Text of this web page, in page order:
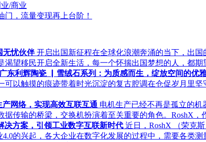
/商业
无忧伙伴 开启出国新征程在全球化浪潮奔涌的当下，出
渴望移民开启全新生活，每一个怀揣出国梦想的人，都
东利辉陶瓷 ▏雪绒石系列：为质感而生，绽放空间的优
可以触摸的痕迹带着时光沉淀的复古腔调在仓促岁月里
网络，实现高效互联互通 电机生产已经不再是孤立的机
据传输的桥梁，交换机扮演着至关重要的角色。RoshX
方案，引领工业数字互联新时代 近日，RoshX （荣克
的兴起，各大企业在数字化发展的过程中，需要各类测